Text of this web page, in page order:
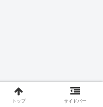
トップ サイドバー